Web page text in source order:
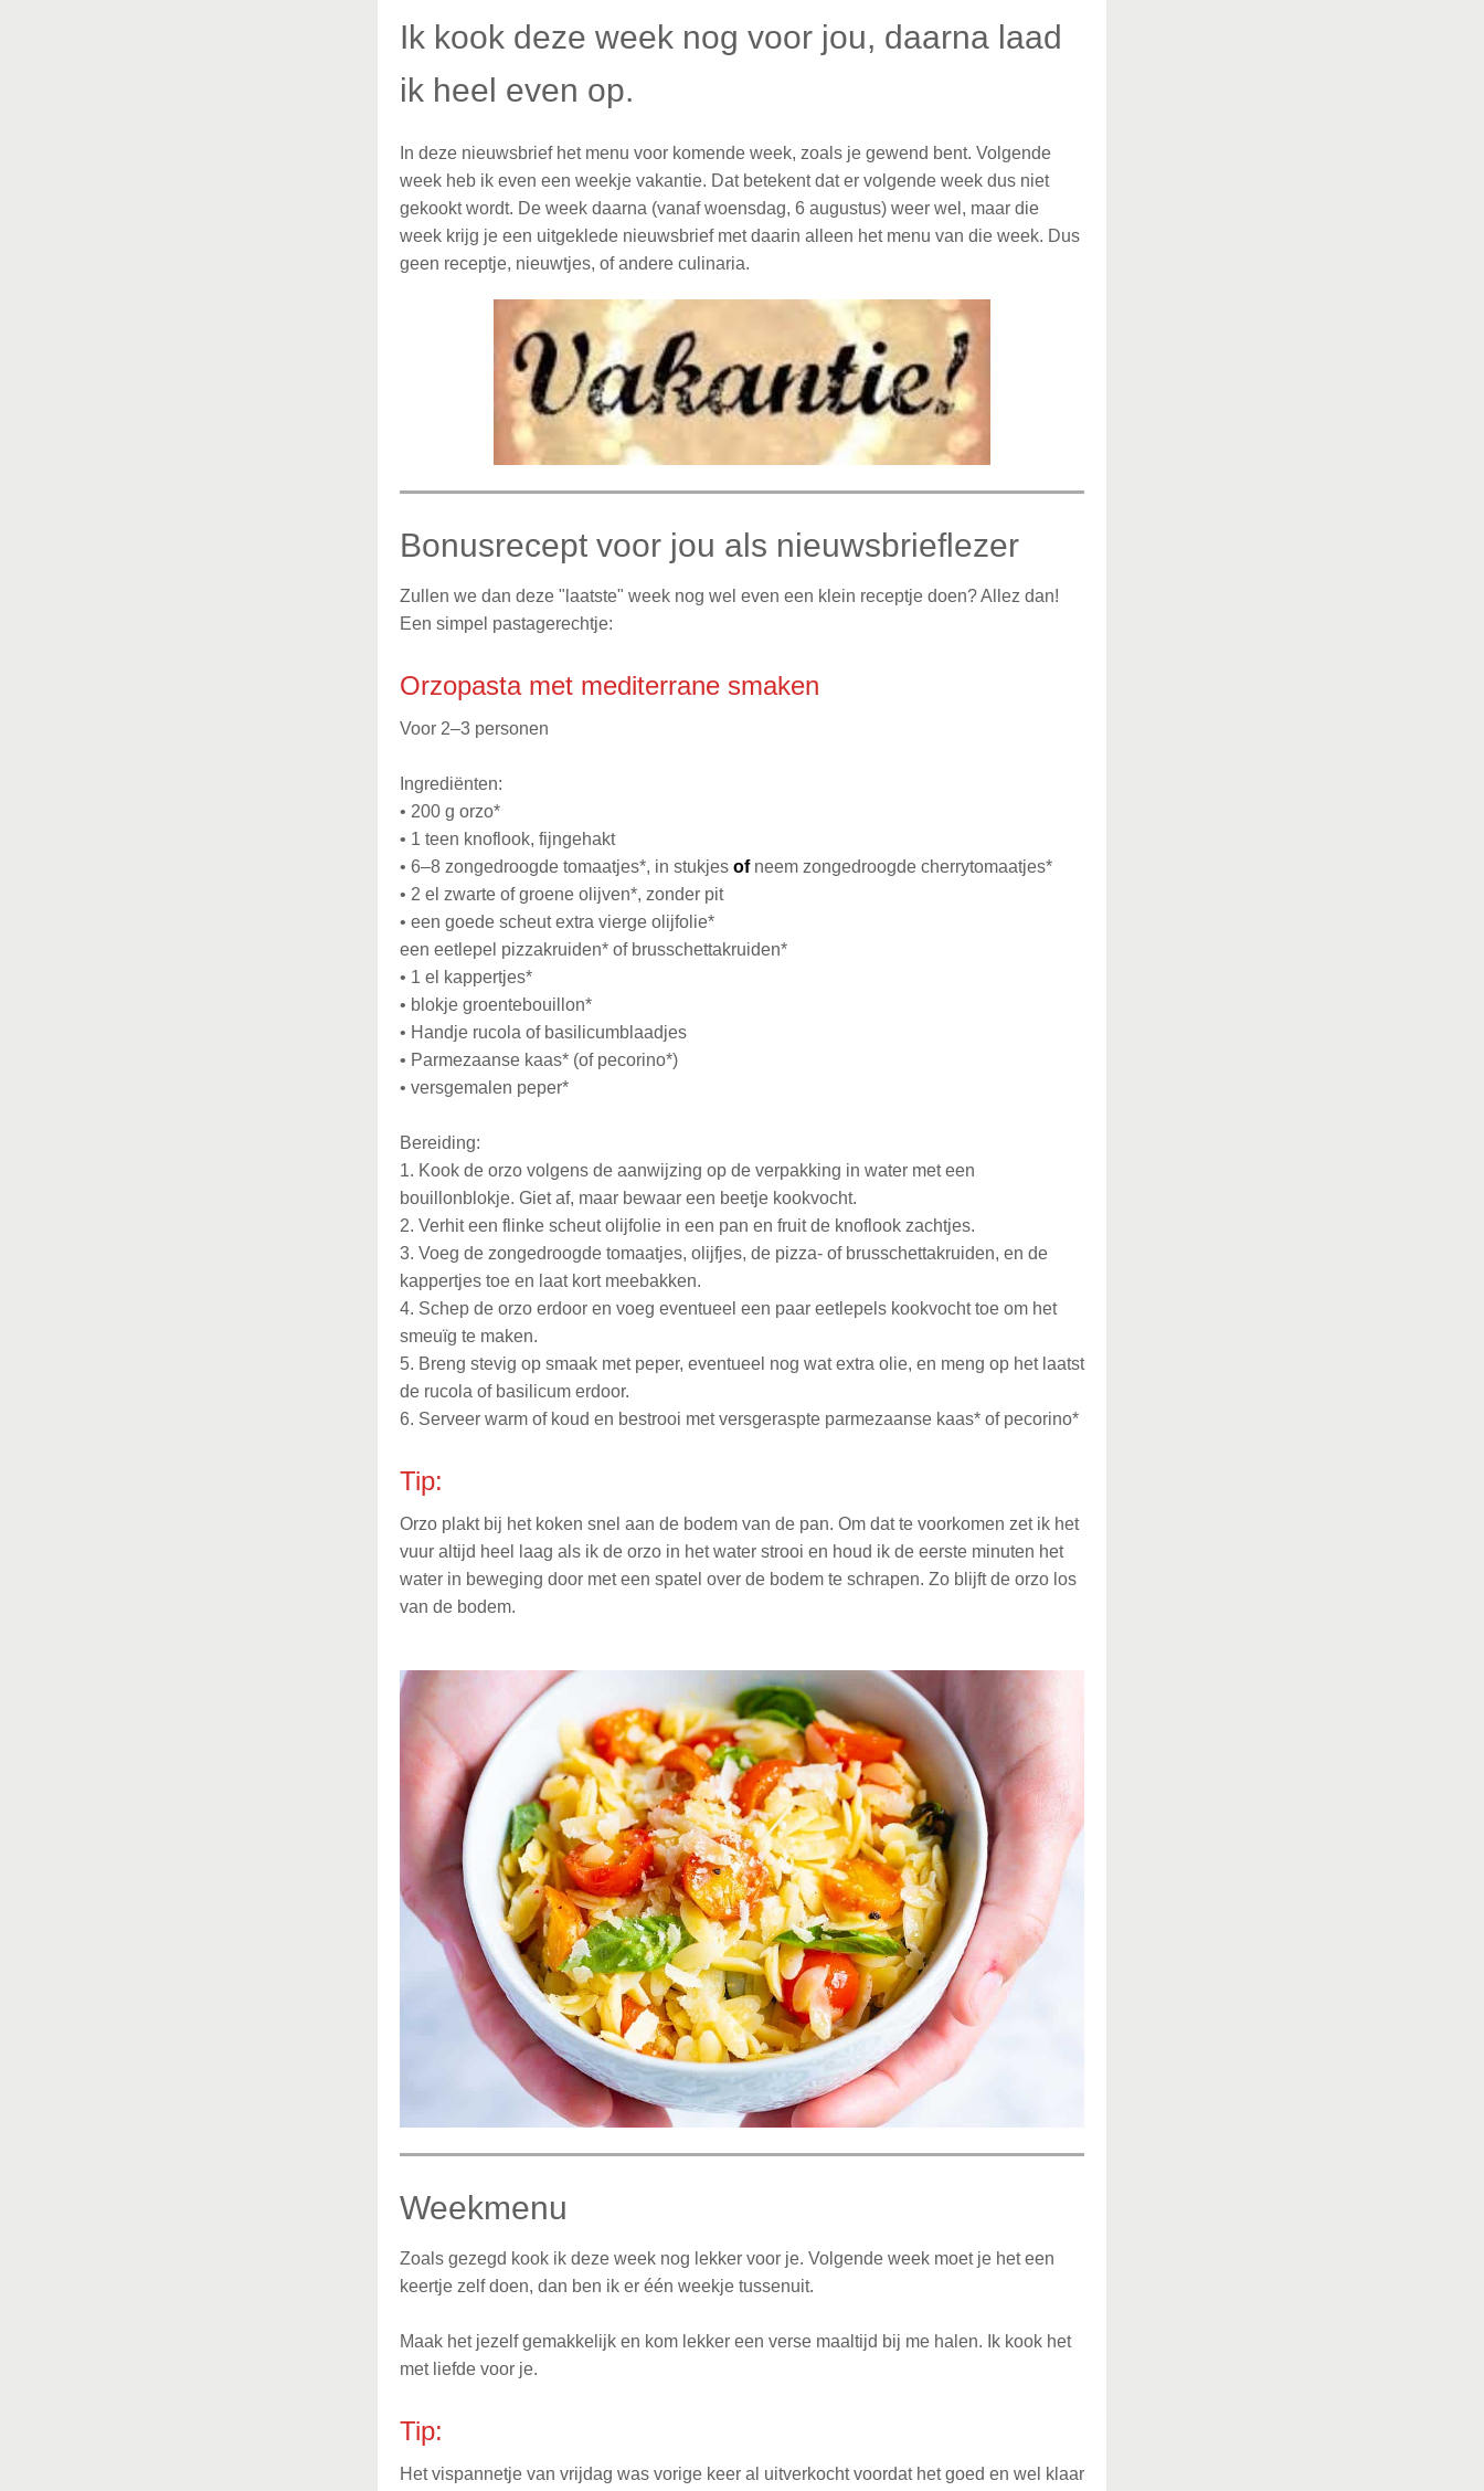
Ik kook deze week nog voor jou, daarna laad
ik heel even op.
In deze nieuwsbrief het menu voor komende week, zoals je gewend bent. Volgende
week heb ik even een weekje vakantie. Dat betekent dat er volgende week dus niet
gekookt wordt. De week daarna (vanaf woensdag, 6 augustus) weer wel, maar die
week krijg je een uitgeklede nieuwsbrief met daarin alleen het menu van die week. Dus
geen receptje, nieuwtjes, of andere culinaria.
Bonusrecept voor jou als nieuwsbrieflezer
Zullen we dan deze "laatste" week nog wel even een klein receptje doen? Allez dan!
Een simpel pastagerechtje:
Orzopasta met mediterrane smaken
Voor 2–3 personen
Ingrediënten:
• 200 g orzo*
• 1 teen knoflook, fijngehakt
• 6–8 zongedroogde tomaatjes*, in stukjes ofneem zongedroogde cherrytomaatjes*
• 2 el zwarte of groene olijven*, zonder pit
• een goede scheut extra vierge olijfolie*
een eetlepel pizzakruiden* of brusschettakruiden*
• 1 el kappertjes*
• blokje groentebouillon*
• Handje rucola of basilicumblaadjes
• Parmezaanse kaas* (of pecorino*)
• versgemalen peper*
Bereiding:
1. Kook de orzo volgens de aanwijzing op de verpakking in water met een
bouillonblokje. Giet af, maar bewaar een beetje kookvocht.
2. Verhit een flinke scheut olijfolie in een pan en fruit de knoflook zachtjes.
3. Voeg de zongedroogde tomaatjes, olijfjes, de pizza- of brusschettakruiden, en de
kappertjes toe en laat kort meebakken.
4. Schep de orzo erdoor en voeg eventueel een paar eetlepels kookvocht toe om het
smeuïg te maken.
5. Breng stevig op smaak met peper, eventueel nog wat extra olie, en meng op het laatst
de rucola of basilicum erdoor.
6. Serveer warm of koud en bestrooi met versgeraspte parmezaanse kaas* of pecorino*
Tip:
Orzo plakt bij het koken snel aan de bodem van de pan. Om dat te voorkomen zet ik het
vuur altijd heel laag als ik de orzo in het water strooi en houd ik de eerste minuten het
water in beweging door met een spatel over de bodem te schrapen. Zo blijft de orzo los
van de bodem.
Weekmenu
Zoals gezegd kook ik deze week nog lekker voor je. Volgende week moet je het een
keertje zelf doen, dan ben ik er één weekje tussenuit.
Maak het jezelf gemakkelijk en kom lekker een verse maaltijd bij me halen. Ik kook het
met liefde voor je.
Tip:
Het vispannetje van vrijdag was vorige keer al uitverkocht voordat het goed en wel klaar